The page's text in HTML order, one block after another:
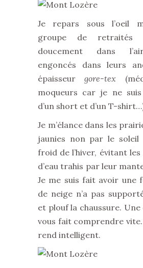
Je repars sous l’oeil
groupe de retraités
doucement dans
engoncés dans leurs
épaisseurgore-tex
moqueurs car je ne
d’un short et d’un T-
Je m’élance dans les
jaunies non par le
froid de l’hiver, évitant
d’eau trahis par leur
Je me suis fait avoir une
de neige n’a pas
et plouf la chaussure. Une
vous fait comprendre vite.
rend intelligent.